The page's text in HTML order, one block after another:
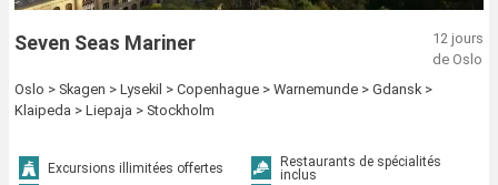
Seven Seas Mariner
12 jours
de Oslo
Oslo > Skagen > Lysekil > Copenhague > Warnemunde > Gdansk >
Klaipeda > Liepaja > Stockholm
Excursions illimitées offertes
Restaurants de spécialités
inclus